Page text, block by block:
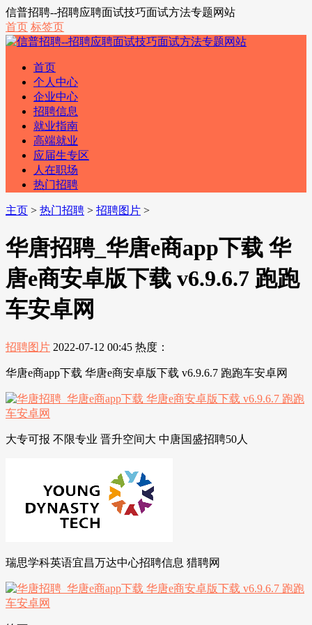
信普招聘--招聘应聘面试技巧面试方法专题网站
首页 标签页
首页
个人中心
企业中心
招聘信息
就业指南
高端就业
应届生专区
人在职场
热门招聘
主页 > 热门招聘 > 招聘图片 >
华唐招聘_华唐e商app下载 华
唐e商安卓版下载 v6.9.6.7 跑跑
车安卓网
招聘图片 2022-07-12 00:45 热度：
华唐e商app下载 华唐e商安卓版下载 v6.9.6.7 跑跑车安卓网
大专可报 不限专业 晋升空间大 中唐国盛招聘50人
瑞思学科英语宜昌万达中心招聘信息 猎聘网